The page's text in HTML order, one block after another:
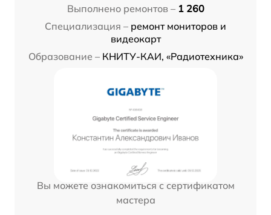
Выполнено ремонтов – 1 260
Специализация – ремонт мониторов и
видеокарт
Образование – КНИТУ-КАИ, «Радиотехника»
Вы можете ознакомиться с сертификатом
мастера